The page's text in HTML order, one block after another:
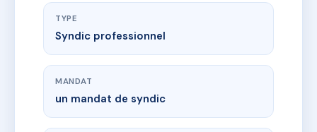
TYPE
Syndic professionnel
MANDAT
un mandat de syndic